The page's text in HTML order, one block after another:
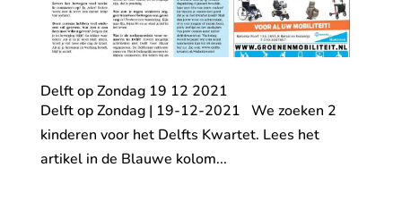
Delft op Zondag 19 12 2021
Delft op Zondag | 19-12-2021 We zoeken 2
kinderen voor het Delfts Kwartet. Lees het
artikel in de Blauwe kolom...